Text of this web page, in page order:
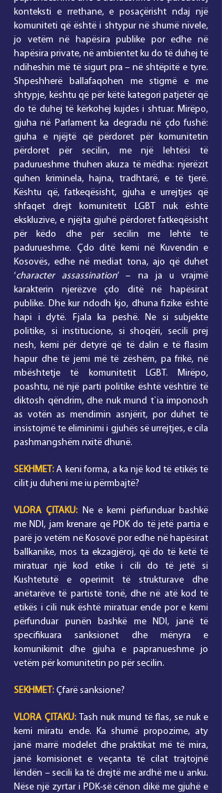
konteksti e rrethane, e posaçërisht ndaj një
komuniteti që është i shtypur në shumë nivele,
jo vetëm në hapësira publike por edhe në
hapësira private, në ambientet ku do të duhej të
ndiheshin më të sigurt pra – në shtëpitë e tyre.
Shpeshherë ballafaqohen me stigmë e me
shtypje, kështu që për këtë kategori patjetër që
do të duhej të kërkohej kujdes i shtuar. Mirëpo,
gjuha në Parlament ka degradu në çdo fushë:
gjuha e njëjtë që përdoret për komunitetin
përdoret për secilin, me një lehtësi të
padurueshme thuhen akuza të mëdha: njerëzit
quhen kriminela, hajna, tradhtarë, e të tjerë.
Kështu që, fatkeqësisht, gjuha e urrejtjes që
shfaqet drejt komunitetit LGBT nuk është
ekskluzive, e njëjta gjuhë përdoret fatkeqësisht
për këdo dhe për secilin me lehtë të
padurueshme. Çdo ditë kemi në Kuvendin e
Kosovës, edhe në mediat tona, ajo që duhet
‘character assassination’ – na ja u vrajmë
karakterin njerëzve çdo ditë në hapësirat
publike. Dhe kur ndodh kjo, dhuna fizike është
hapi i dytë. Fjala ka peshë. Ne si subjekte
politike, si institucione, si shoqëri, secili prej
nesh, kemi për detyrë që të dalin e të flasim
hapur dhe të jemi më të zëshëm, pa frikë, në
mbështetje të komunitetit LGBT. Mirëpo,
poashtu, në një parti politike është vështirë të
diktosh qëndrim, dhe nuk mund t`ia imponosh
as votën as mendimin asnjërit, por duhet të
insistojmë te eliminimi i gjuhës së urrejtjes, e cila
pashmangshëm nxitë dhunë.
SEKHMET: A keni forma, a ka një kod të etikës të
cilit ju duheni me iu përmbajtë?
VLORA ÇITAKU: Ne e kemi përfunduar bashkë
me NDI, jam krenare që PDK do të jetë partia e
parë jo vetëm në Kosovë por edhe në hapësirat
ballkanike, mos ta ekzagjëroj, që do të ketë të
miratuar një kod etike i cili do të jetë si
Kushtetutë e operimit të strukturave dhe
anëtarëve të partistë tonë, dhe në atë kod të
etikës i cili nuk është miratuar ende por e kemi
përfunduar punën bashkë me NDI, janë të
specifikuara sanksionet dhe mënyra e
komunikimit dhe gjuha e papranueshme jo
vetëm për komunitetin po për secilin.
SEKHMET: Çfarë sanksione?
VLORA ÇITAKU: Tash nuk mund të flas, se nuk e
kemi miratu ende. Ka shumë propozime, aty
janë marrë modelet dhe praktikat më të mira,
janë komisionet e veçanta të cilat trajtojnë
lëndën – secili ka të drejtë me ardhë me u anku.
Nëse një zyrtar i PDK-së cënon dikë me gjuhë e